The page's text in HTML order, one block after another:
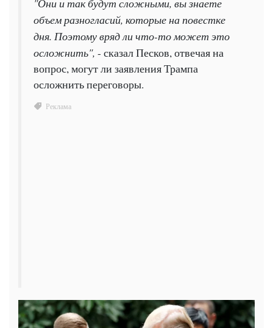
объем разногласий, которые на повестке
дня. Поэтому вряд ли что-то может это
осложнить", - сказал Песков, отвечая на
вопрос, могут ли заявления Трампа
осложнить переговоры.